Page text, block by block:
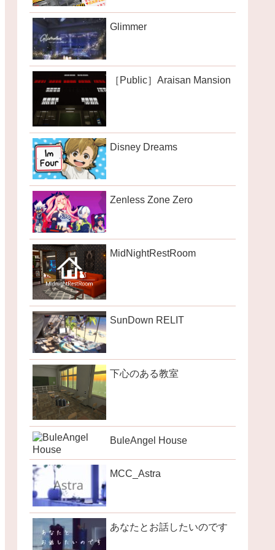
Glimmer
［Public］Araisan Mansion
Disney Dreams
Zenless Zone Zero
MidNightRestRoom
SunDown RELIT
下心のある教室
BuleAngel House
MCC_Astra
あなたとお話したいのです